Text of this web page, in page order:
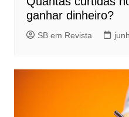
ganhar dinheiro?
SB em Revista